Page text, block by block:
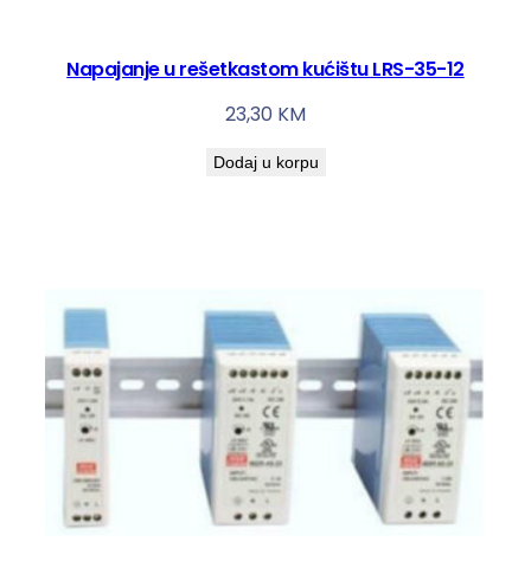
Napajanje u rešetkastom kućištu LRS-35-12
23,30 KM
Dodaj u korpu